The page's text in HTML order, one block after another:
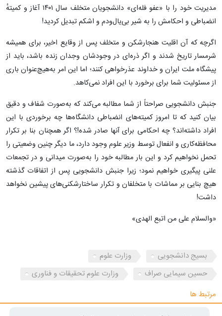
مدیریت خود را با «عفو فله‌ای» دانشجویان متخلف سال ۱۴۰۱ آغاز و کمیتهٔ
انضباطی و احکامش را به شیر بی‌یال‌ودم و اشکم تبدیل کردید!
اگرچه که آن اقلیت هنجارشکن و متخلف پس از وقایع اخیر، برای همیشه
شرمسار تاریخ شدند و اگر ذره‌ای در وجودشان وجدان زنده باشد، باید از
پیشگاه ملت ایران و خداوند عذرخواهی کنند؛ اما این امر به‌هیچ‌عنوان باری
از مسئولیت شما برای برخورد با این افراد نمی‌کاهد.
جنبش دانشجویی صراحتاً از شما مطالبه می‌کند که به‌صورت شفاف و دقیق
بیان کنید که تا امروز کمیته‌های انضباطی دانشگاه‌ها چه برخوردی با این
افراد داشته‌اند؟ چه احکامی برای آنها صادر شده!؟ اگر همچنان بنا بر تکرار
محافظه‌کاری و انفعال توسط وزیر علوم وجود دارد، ما دیگر چنین وضعیتی را
تحمل نخواهیم کرد و این بار مطالبه خود را به‌صورت میدانی و در تجمعات
علنی پیگیری خواهیم نمود؛ زیرا جنبش دانشجویی پس از اتفاقات گذشته
هیچ بنایی بر مماشات با متخلفان و تکرار ساختارشکنی‌های پیشین نخواهد
داشت!
«والسلام علی من اتبع الهدی»
بسیج دانشجویی
وزارت علوم
حسین سیمایی صراف
وزارت علوم تحقیقات و فناوری
مرتبط ها